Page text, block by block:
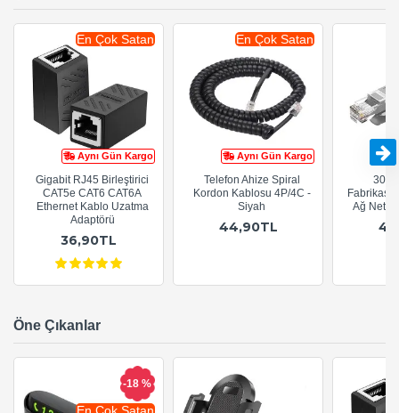
Aynı Gün Kargo
En Çok Satan
Gigabit RJ45 Birleştirici
CAT5e CAT6 CAT6A
Ethernet Kablo Uzatma
Adaptörü
36,90TL
Aynı Gün Kargo
En Çok Satan
Telefon Ahize Spiral
Kordon Kablosu 4P/4C -
Siyah
44,90TL
Ağ
Öne Çıkanlar
-18 %